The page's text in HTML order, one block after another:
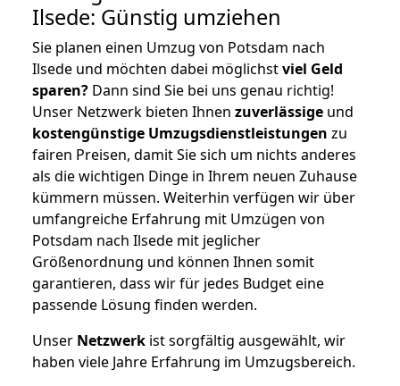
Ilsede: Günstig umziehen
Sie planen einen Umzug von Potsdam nach
Ilsede und möchten dabei möglichstviel Geld
sparen? Dann sind Sie bei uns genau richtig!
Unser Netzwerk bieten Ihnen zuverlässige und
kostengünstige Umzugsdienstleistungen zu
fairen Preisen, damit Sie sich um nichts anderes
als die wichtigen Dinge in Ihrem neuen Zuhause
kümmern müssen. Weiterhin verfügen wir über
umfangreiche Erfahrung mit Umzügen von
Potsdam nach Ilsede mit jeglicher
Größenordnung und können Ihnen somit
garantieren, dass wir für jedes Budget eine
passende Lösung finden werden.
Unser Netzwerk ist sorgfältig ausgewählt, wir
haben viele Jahre Erfahrung im Umzugsbereich.